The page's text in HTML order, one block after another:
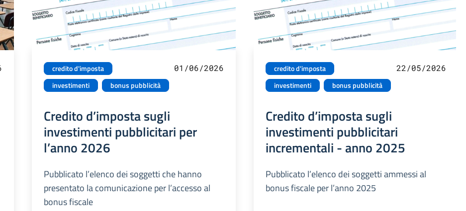
credito d'imposta
investimenti
bonus pubblicità
01/06/2026
Credito d’imposta sugli
investimenti pubblicitari per
l’anno 2026
Pubblicato l’elenco dei soggetti che hanno
presentato la comunicazione per l’accesso al
bonus fiscale
credito d'imposta
investimenti
bonus pubblicità
22/05/2026
Credito d’imposta sugli
investimenti pubblicitari
incrementali - anno 2025
Pubblicato l’elenco dei soggetti ammessi al
bonus fiscale per l’anno 2025